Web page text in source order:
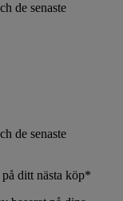
de senaste
de senaste
ditt nästa köp*